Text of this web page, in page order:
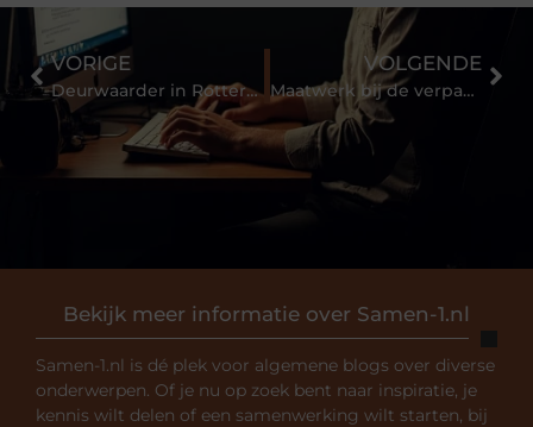
Bekijk meer informatie over Samen-1.nl
Samen-1.nl is dé plek voor algemene blogs over diverse
onderwerpen. Of je nu op zoek bent naar inspiratie, je
kennis wilt delen of een samenwerking wilt starten, bij
VORIGE
Deurwaarder in Rotterdam: Wat Zijn Uw Rechten en Waar Moet U Op Letten?
VOLGENDE
Maatwerk bij de verpakkingsmateriaalgroothandel: maatwerkverpakkingen bedrukken